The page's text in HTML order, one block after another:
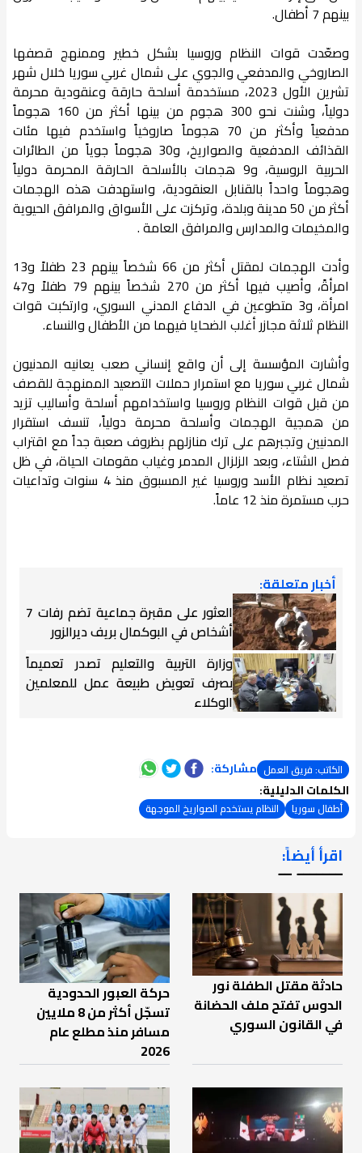
بينهم 7 أطفال.
وصعّدت قوات النظام وروسيا بشكل خطير وممنهج قصفها
الصاروخي والمدفعي والجوي على شمال غربي سوريا خلال شهر
تشرين الأول 2023، مستخدمة أسلحة حارقة وعنقودية محرمة
دولياً، وشنت نحو 300 هجوم من بينها أكثر من 160 هجوماً
مدفعياً وأكثر من 70 هجوماً صاروخياً واستخدم فيها مئات
القذائف المدفعية والصواريخ، و30 هجوماً جوياً من الطائرات
الحربية الروسية، و9 هجمات بالأسلحة الحارقة المحرمة دولياً
وهجوماً واحداً بالقنابل العنقودية، واستهدفت هذه الهجمات
أكثر من 50 مدينة وبلدة، وتركزت على الأسواق والمرافق الحيوية
والمخيمات والمدارس والمرافق العامة .
وأدت الهجمات لمقتل أكثر من 66 شخصاً بينهم 23 طفلاً و13
امرأةً، وأصيب فيها أكثر من 270 شخصاً بينهم 79 طفلاً و47
امرأة، و3 متطوعين في الدفاع المدني السوري، وارتكبت قوات
النظام ثلاثة مجازر أغلب الضحايا فيهما من الأطفال والنساء.
وأشارت المؤسسة إلى أن واقع إنساني صعب يعانيه المدنيون
شمال غربي سوريا مع استمرار حملات التصعيد الممنهجة للقصف
من قبل قوات النظام وروسيا واستخدامهم أسلحة وأساليب تزيد
من همجية الهجمات وأسلحة محرمة دولياً، تنسف استقرار
المدنيين وتجبرهم على ترك منازلهم بظروف صعبة جداً مع اقتراب
فصل الشتاء، وبعد الزلزال المدمر وغياب مقومات الحياة، في ظل
تصعيد نظام الأسد وروسيا غير المسبوق منذ 4 سنوات وتداعيات
حرب مستمرة منذ 12 عاماً.
أخبار متعلقة:
العثور على مقبرة جماعية تضم رفات 7
أشخاص في البوكمال بريف ديرالزور
وزارة التربية والتعليم تصدر تعميماً
بصرف تعويض طبيعة عمل للمعلمين
الوكلاء
الكاتب: فريق العمل مشاركة:
الكلمات الدليلية:
أطفال سوريا النظام يستخدم الصواريخ الموجهة
اقرأ أيضاً:
ـــــــ ــ
حادثة مقتل الطفلة نور
الدوس تفتح ملف الحضانة
في القانون السوري
حركة العبور الحدودية
تسجّل أكثر من 8 ملايين
مسافر منذ مطلع عام
2026